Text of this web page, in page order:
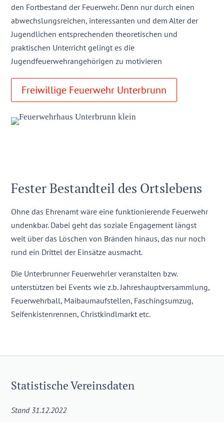
den Fortbestand der Feuerwehr. Denn nur durch einen
abwechslungsreichen, interessanten und dem Alter der
Jugendlichen entsprechenden theoretischen und
praktischen Unterricht gelingt es die
Jugendfeuerwehrangehörigen zu motivieren
Freiwillige Feuerwehr Unterbrunn
Fester Bestandteil des Ortslebens
Ohne das Ehrenamt wäre eine funktionierende Feuerwehr
undenkbar. Dabei geht das soziale Engagement längst
weit über das Löschen von Bränden hinaus, das nur noch
rund ein Drittel der Einsätze ausmacht.
Die Unterbrunner Feuerwehrler veranstalten bzw.
unterstützen bei Events wie z.b. Jahreshauptversammlung,
Feuerwehrball, Maibaumaufstellen, Faschingsumzug,
Seifenkistenrennen, Christkindlmarkt etc.
Statistische Vereinsdaten
Stand 31.12.2022